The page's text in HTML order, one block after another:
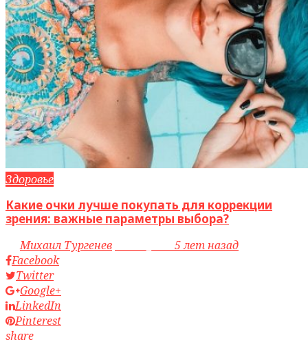
Здоровье
Какие очки лучше покупать для коррекции
зрения: важные параметры выбора?
byМихаил Тургенев
5 лет назад
Facebook
Twitter
Google+
LinkedIn
Pinterest
share